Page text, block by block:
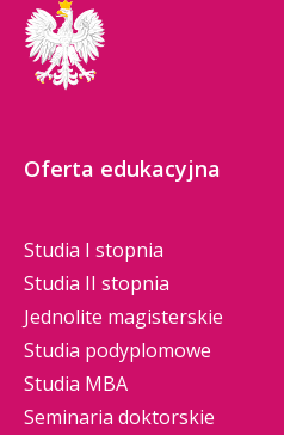
Oferta edukacyjna
Studia I stopnia
Studia II stopnia
Jednolite magisterskie
Studia podyplomowe
Studia MBA
Seminaria doktorskie